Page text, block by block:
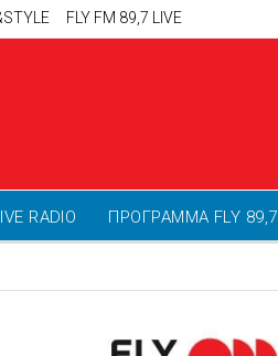
FLY FM 89,7 LIVE
RADIO ΠΡΟΓΡΑΜΜΑ FLY 89,7